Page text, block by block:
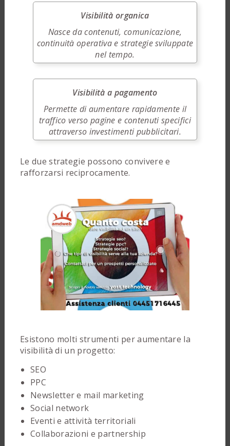
Visibilità organica
Nasce da contenuti, comunicazione,
continuità operativa e strategie sviluppate
nel tempo.
Visibilità a pagamento
Permette di aumentare rapidamente il
traffico verso pagine e contenuti specifici
attraverso investimenti pubblicitari.
Le due strategie possono convivere e
rafforzarsi reciprocamente.
Esistono molti strumenti per aumentare la
visibilità di un progetto:
SEO
PPC
Newsletter e mail marketing
Social network
Eventi e attività territoriali
Collaborazioni e partnership